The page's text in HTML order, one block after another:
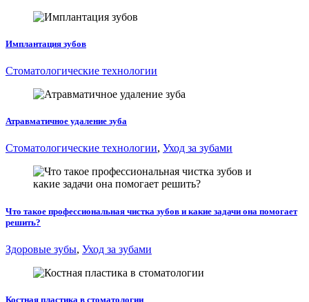
Имплантация зубов
Стоматологические технологии
Атравматичное удаление зуба
Стоматологические технологии, Уход за зубами
Что такое профессиональная чистка зубов и какие задачи она помогает
решить?
Здоровые зубы, Уход за зубами
Костная пластика в стоматологии